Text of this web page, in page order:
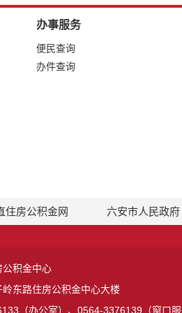
办事服务
便民查询
办件查询
住房公积金网 六安市人民政府
公积金中心
东路住房公积金中心大楼
（办公室）、0564-3376139（窗口服